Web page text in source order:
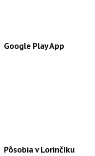
Google Play App
Pôsobia v Lorinčíku